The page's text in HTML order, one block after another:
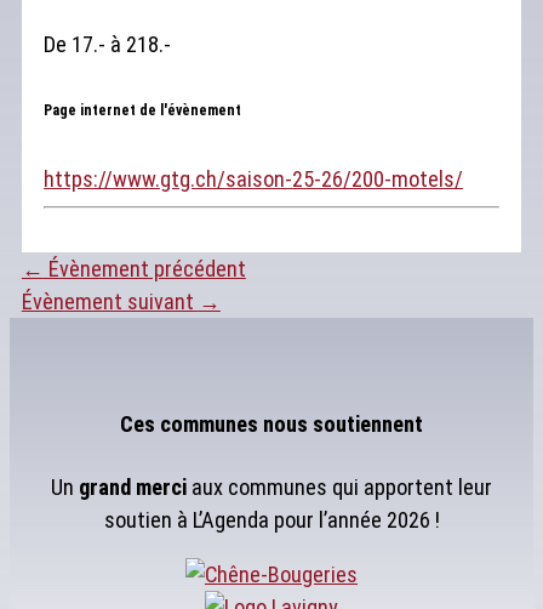
De 17.- à 218.-
Page internet de l'évènement
https://www.gtg.ch/saison-25-26/200-motels/
← Évènement précédent
Évènement suivant →
Ces communes nous soutiennent
Un grand merci aux communes qui apportent leur
soutien à L’Agenda pour l’année 2026 !